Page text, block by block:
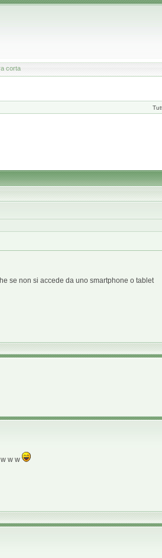
corta
se non si accede da uno smartphone o tablet
w w